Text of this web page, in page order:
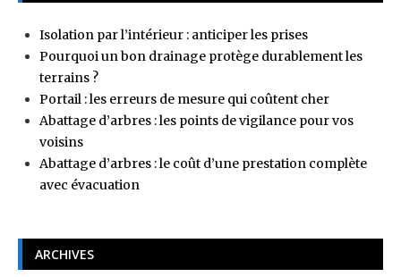
Isolation par l’intérieur : anticiper les prises
Pourquoi un bon drainage protège durablement les
terrains ?
Portail : les erreurs de mesure qui coûtent cher
Abattage d’arbres : les points de vigilance pour vos
voisins
Abattage d’arbres : le coût d’une prestation complète
avec évacuation
ARCHIVES